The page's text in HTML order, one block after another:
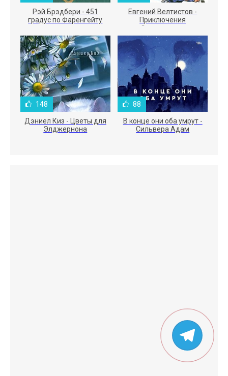
Рэй Брэдбери - 451
градус по Фаренгейту
Евгений Велтистов -
Приключения
Электроника
148
Дэниел Киз - Цветы для
Элджернона
88
В конце они оба умрут -
Сильвера Адам